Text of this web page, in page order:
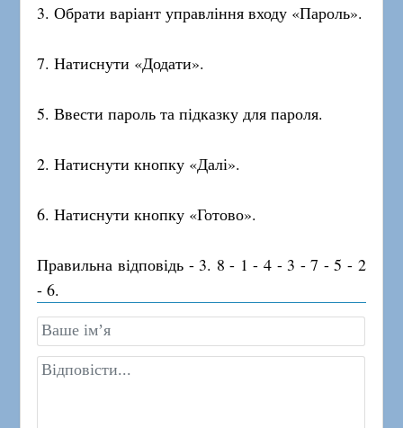
3. Обрати варіант управління входу «Пароль».
7. Натиснути «Додати».
5. Ввести пароль та підказку для пароля.
2. Натиснути кнопку «Далі».
6. Натиснути кнопку «Готово».
Правильна відповідь - 3. 8 - 1 - 4 - 3 - 7 - 5 - 2
- 6.